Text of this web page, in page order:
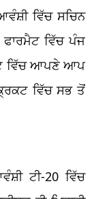
ਵਿੱਚ ਸਚਿਨ
ਵਿੱਚ ਪੰਜ
ਵਿੱਚ ਆਪਣੇ ਆਪ
ਵਿੱਚ ਸਭ ਤੋਂ
ਟੀ-20 ਵਿੱਚ